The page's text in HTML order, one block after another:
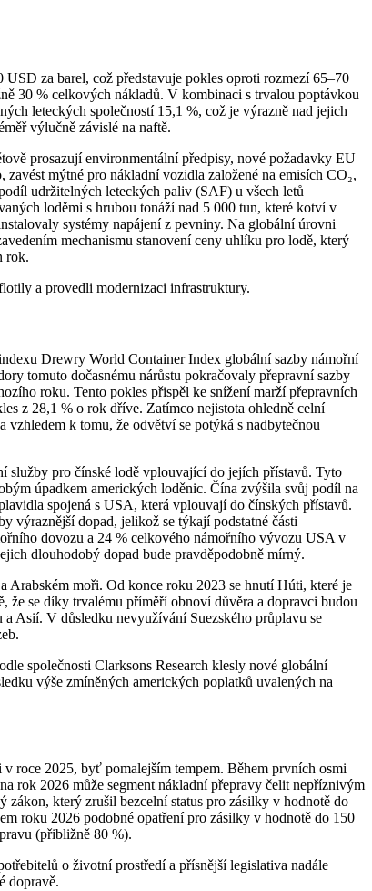
za barel, což představuje pokles oproti rozmezí 65–70
30 % celkových nákladů. V kombinaci s trvalou poptávkou
leteckých společností 15,1 %, což je výrazně nad jejich
výlučně závislé na naftě.
prosazují environmentální předpisy, nové požadavky EU
mýtné pro nákladní vozidla založené na emisích CO₂,
udržitelných leteckých paliv (SAF) u všech letů
loděmi s hrubou tonáží nad 5 000 tun, které kotví v
systémy napájení z pevniny. Na globální úrovni
mechanismu stanovení ceny uhlíku pro lodě, který
rok.
a provedli modernizaci infrastruktury.
Drewry World Container Index globální sazby námořní
tomuto dočasnému nárůstu pokračovaly přepravní sazby
roku. Tento pokles přispěl ke snížení marží přepravních
z 28,1 % o rok dříve. Zatímco nejistota ohledně celní
k tomu, že odvětví se potýká s nadbytečnou
služby pro čínské lodě vplouvající do jejích přístavů. Tyto
úpadkem amerických loděnic. Čína zvýšila svůj podíl na
spojená s USA, která vplouvají do čínských přístavů.
výraznější dopad, jelikož se týkají podstatné části
dovozu a 24 % celkového námořního vývozu USA v
dlouhodobý dopad bude pravděpodobně mírný.
Arabském moři. Od konce roku 2023 se hnutí Húti, které je
že se díky trvalému příměří obnoví důvěra a dopravci budou
Asií. V důsledku nevyužívání Suezského průplavu se
společnosti Clarksons Research klesly nové globální
výše zmíněných amerických poplatků uvalených na
roce 2025, byť pomalejším tempem. Během prvních osmi
rok 2026 může segment nákladní přepravy čelit nepříznivým
který zrušil bezcelní status pro zásilky v hodnotě do
roku 2026 podobné opatření pro zásilky v hodnotě do 150
(přibližně 80 %).
o životní prostředí a přísnější legislativa nadále
dopravě.